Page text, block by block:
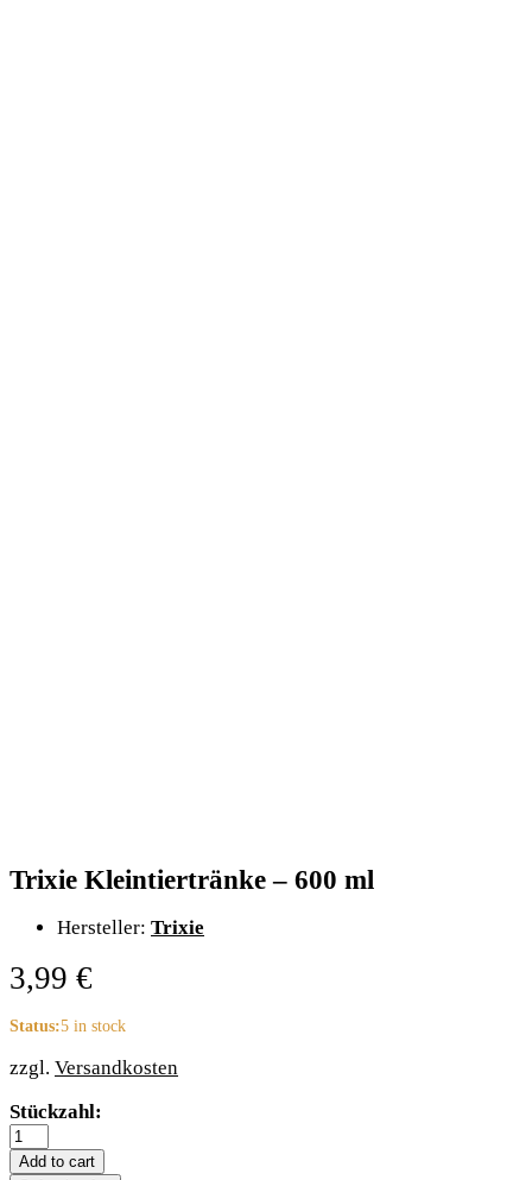
Trixie Kleintiertränke – 600 ml
Hersteller: Trixie
3,99 €
Status:5 in stock
zzgl. Versandkosten
Trixie
Kleintiertränke
-
Stückzahl:
Add to cart